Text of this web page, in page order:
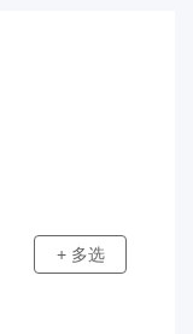
+ 多选